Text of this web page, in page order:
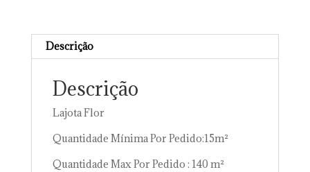
Descrição
Descrição
Lajota Flor
Quantidade Mínima Por Pedido:15m²
Quantidade Max Por Pedido : 140 m²